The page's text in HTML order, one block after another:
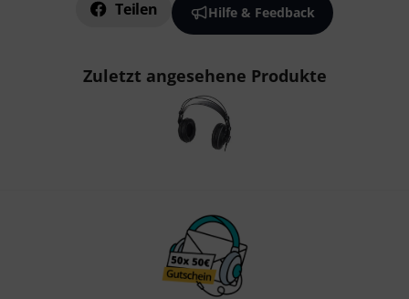
Teilen Hilfe & Feedback
Zuletzt angesehene Produkte